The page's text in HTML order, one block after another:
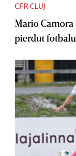
CFR CLUJ
Mario Camora
pierdut